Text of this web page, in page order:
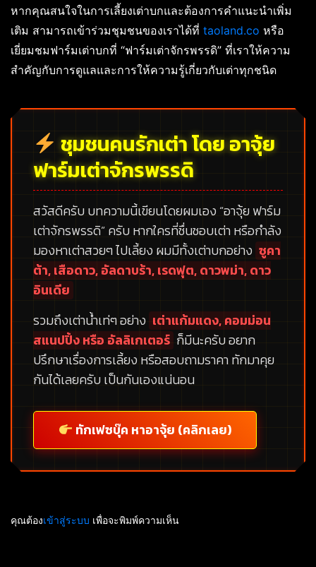
หากคุณสนใจในการเลี้ยงเต่าบกและต้องการคำแนะนำเพิ่ม
เติม สามารถเข้าร่วมชุมชนของเราได้ที่ taoland.co หรือ
เยี่ยมชมฟาร์มเต่าบกที่ “ฟาร์มเต่าจักรพรรดิ” ที่เราให้ความ
สำคัญกับการดูแลและการให้ความรู้เกี่ยวกับเต่าทุกชนิด
ชุมชนคนรักเต่า โดย อาจุ้ย
ฟาร์มเต่าจักรพรรดิ
สวัสดีครับ บทความนี้เขียนโดยผมเอง “อาจุ้ย ฟาร์ม
เต่าจักรพรรดิ”ครับ หากใครที่ชื่นชอบเต่า หรือกำลัง
มองหาเต่าสวยๆ ไปเลี้ยง ผมมีทั้งเต่าบกอย่าง ซูคา
ต้า, เสือดาว, อัลดาบร้า, เรดฟุต, ดาวพม่า, ดาว
อินเดีย
รวมถึงเต่าน้ำเท่ๆ อย่าง เต่าแก้มแดง, คอมม่อน
สแนปปิ้ง หรือ อัลลิเกเตอร์ ก็มีนะครับ อยาก
ปรึกษาเรื่องการเลี้ยง หรือสอบถามราคา ทักมาคุย
กันได้เลยครับ เป็นกันเองแน่นอน
ทักเฟซบุ๊ค หาอาจุ้ย (คลิกเลย)
คุณต้องเข้าสู่ระบบ เพื่อจะพิมพ์ความเห็น